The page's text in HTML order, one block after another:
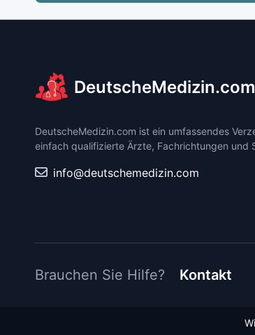
DeutscheMedizin.com
DeutscheMedizin.com ist ein umfassendes
einfach qualifizierte Ärzte, Fachrichtungen und
info@deutschemedizin.com
Brauchen Sie Hilfe? Kontakt